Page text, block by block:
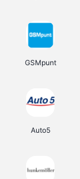
GSMpunt
Auto5